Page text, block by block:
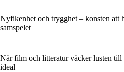
Nyfikenhet och trygghet – konsten att
samspelet
När film och litteratur väcker lusten till
ideal